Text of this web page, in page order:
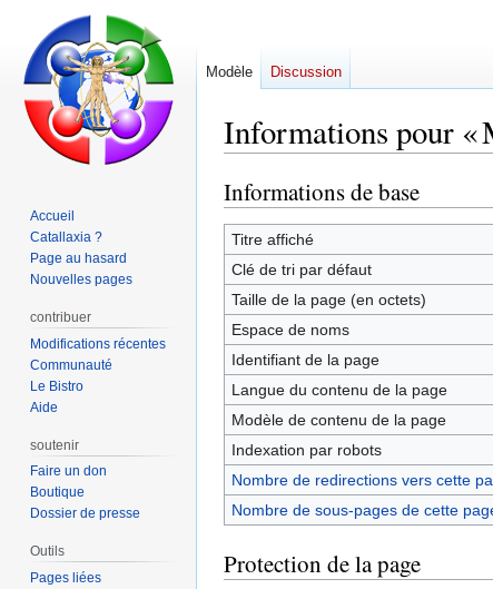
Informations pour «
Aller
à
la
navigation
Aller
à
la
recherche
Informations de base
Titre affiché
Clé de tri par défaut
Taille de la page (en octets)
Espace de noms
Identifiant de la page
Langue du contenu de la page
Modèle de contenu de la page
Indexation par robots
Nombre de redirections vers cette
Nombre de sous-pages de cette
Protection de la page
Modèle Discussion
Accueil
Catallaxia ?
Page au hasard
Nouvelles pages
contribuer
Modifications récentes
Communauté
Le Bistro
Aide
soutenir
Faire un don
Boutique
Dossier de presse
Outils
Pages liées